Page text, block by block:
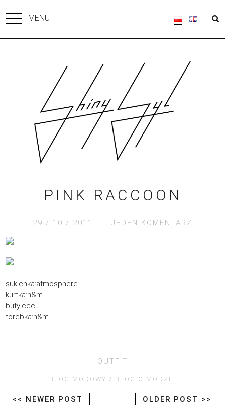
MENU
PINK RACCOON
29 / 10 / 2011 JEDEN KOMENTARZ
sukienka:atmosphere
kurtka:h&m
buty:ccc
torebka:h&m
OUTFIT
BLOG MODOWY BLOG O MODZIE
<< NEWER POST OLDER POST >>